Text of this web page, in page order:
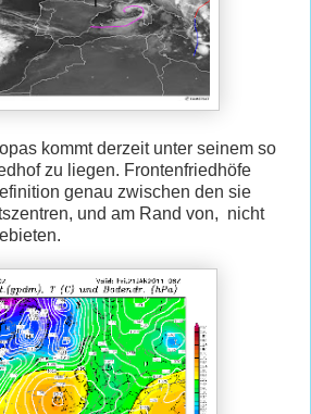
kommt derzeit unter seinem so
zu liegen. Frontenfriedhöfe
genau zwischen den sie
und am Rand von, nicht